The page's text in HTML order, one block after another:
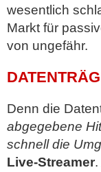
wesentlich
Markt für
von ungefähr.
Denn die
abgegebene
schnell die
Live-Streamer